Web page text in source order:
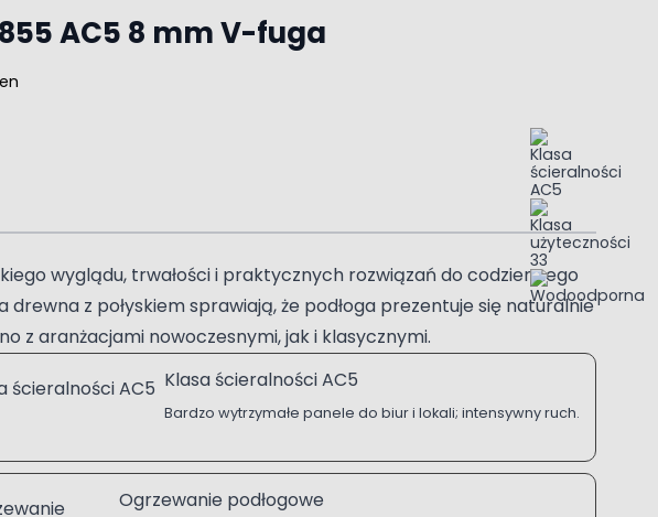
AC5 8 mm V-fuga
wyglądu, trwałości i praktycznych rozwiązań do codziennego
z połyskiem sprawiają, że podłoga prezentuje się naturalnie
z aranżacjami nowoczesnymi, jak i klasycznymi.
Klasa ścieralności AC5
Bardzo wytrzymałe panele do biur i lokali; intensywny ruch.
Ogrzewanie podłogowe